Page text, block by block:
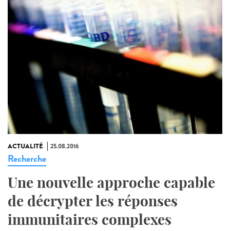
ACTUALITÉ 25.08.2016
Recherche
Une nouvelle approche capable
de décrypter les réponses
immunitaires complexes